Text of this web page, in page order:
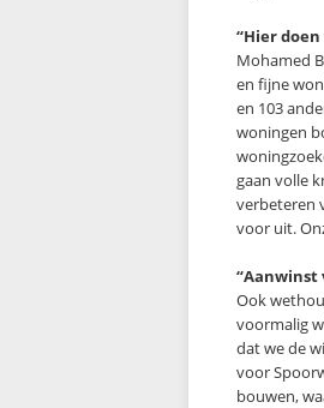
“Hier
Mohamed
en fijne
en 103
woningen
gaan volle
verbeteren
voor uit.
“Aanwinst
Ook
voormalig
dat we de
voor
bouwen,